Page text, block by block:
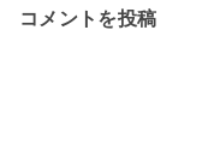
コメントを投稿